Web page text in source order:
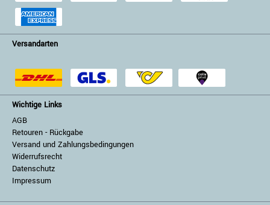
Versandarten
Wichtige Links
AGB
Retouren - Rückgabe
Versand und Zahlungsbedingungen
Widerrufsrecht
Datenschutz
Impressum